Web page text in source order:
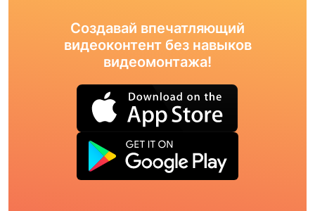
Создавай впечатляющий
видеоконтент без навыков
видеомонтажа!